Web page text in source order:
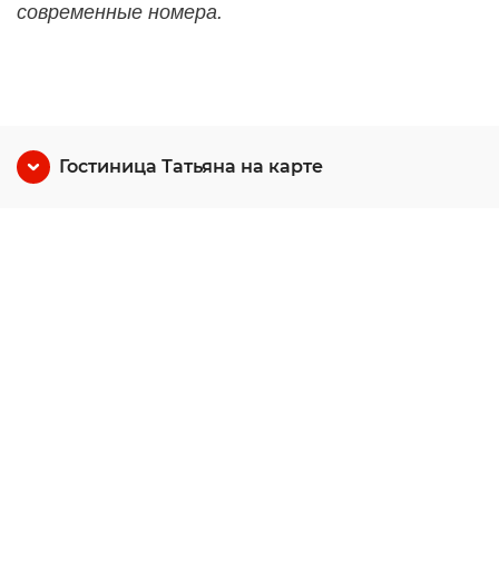
современные номера.
Гостиница Татьяна на карте